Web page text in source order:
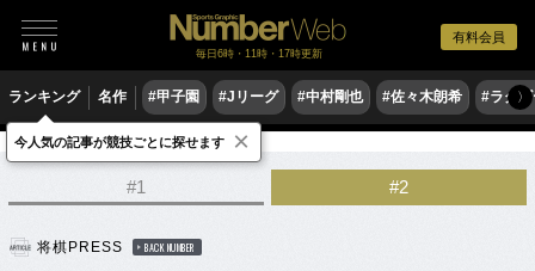
有料会員
毎日6時・11時・17時更新
ランキング 名作 #甲子園 #Jリーグ #中村剛也 #佐々木朗希 #ラグ〉
ゲーム 将棋
#1 #2
将棋PRESS BACK NUMBER
今人気の記事が競技ごとに探せます ×